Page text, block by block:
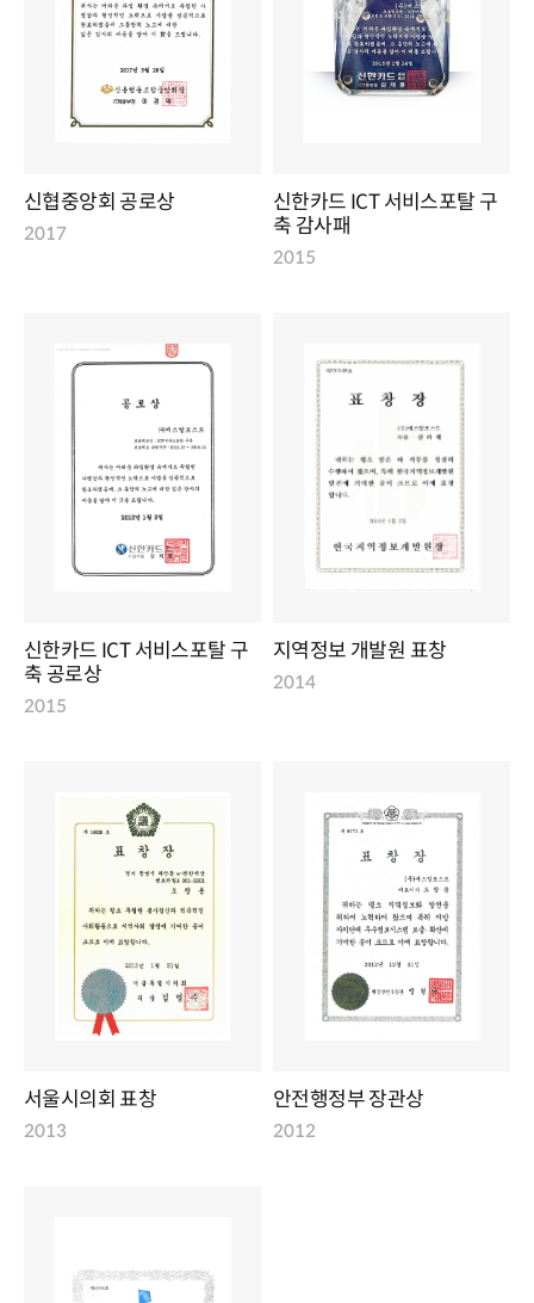
신협중앙회 공로상
2017
신한카드 ICT 서비스포탈 구
축 감사패
2015
신한카드 ICT 서비스포탈 구
축 공로상
2015
지역정보 개발원 표창
2014
서울시의회 표창
2013
안전행정부 장관상
2012